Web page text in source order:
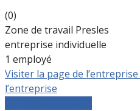
(0)
Zone de travail Presles
entreprise individuelle
1 employé
Visiter la page de l’entreprise
l’entreprise